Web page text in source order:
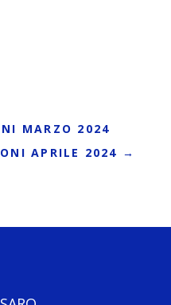
MARZO 2024
APRILE 2024 →